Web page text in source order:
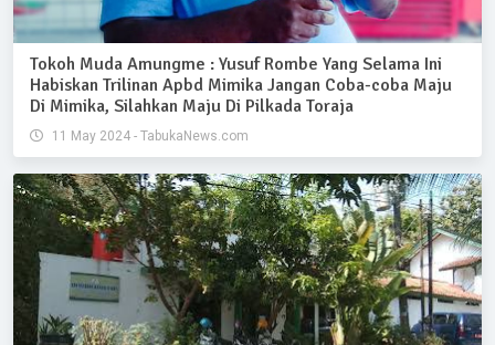
Tokoh Muda Amungme : Yusuf Rombe Yang Selama Ini
Habiskan Trilinan Apbd Mimika Jangan Coba-coba Maju
Di Mimika, Silahkan Maju Di Pilkada Toraja
11 May 2024 - TabukaNews.com